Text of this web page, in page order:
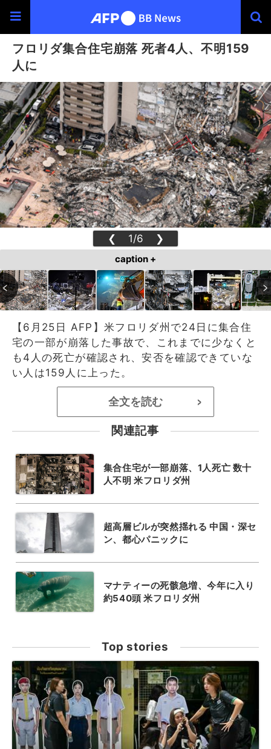
フロリダ集合住宅崩落 死者4人、不明159
人に
❮ 1/6 ❯
caption +
【6月25日 AFP】米フロリダ州で24日に集合住
宅の一部が崩落した事故で、これまでに少なくと
も4人の死亡が確認され、安否を確認できていな
い人は159人に上った。
全文を読む >
関連記事
集合住宅が一部崩落、1人死亡 数十
人不明 米フロリダ州
超高層ビルが突然揺れる 中国・深セ
ン、都心パニックに
マナティーの死骸急増、今年に入り
約540頭 米フロリダ州
Top stories